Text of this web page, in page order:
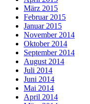
März 2015
Februar 2015
Januar 2015
November 2014
Oktober 2014
September 2014
August 2014
Juli 2014
Juni 2014
Mai 2014
April 2014